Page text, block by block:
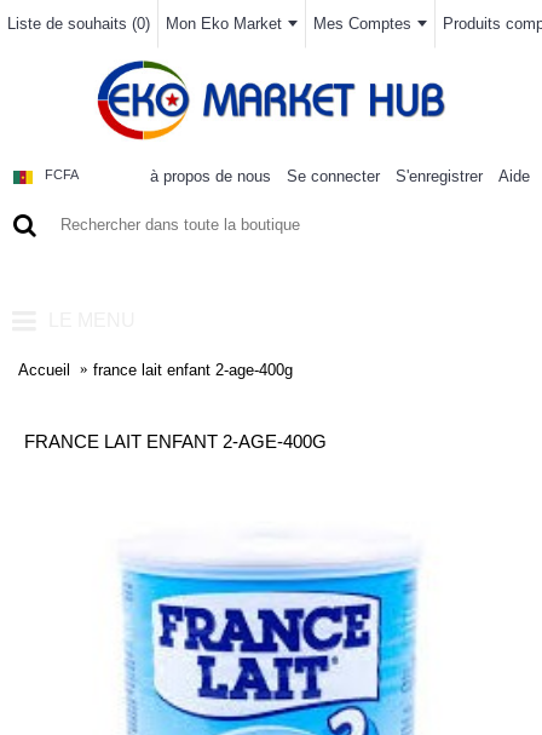
Liste de souhaits (0) Mon Eko Market Mes Comptes Produits
FCFA à propos de nous Se connecter S'enregistrer Aide
Accueil france lait enfant 2-age-400g
FRANCE LAIT ENFANT 2-AGE-400G